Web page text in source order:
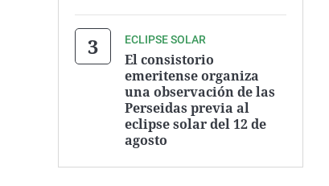
ECLIPSE SOLAR
El consistorio
emeritense organiza
una observación de las
Perseidas previa al
eclipse solar del 12 de
agosto